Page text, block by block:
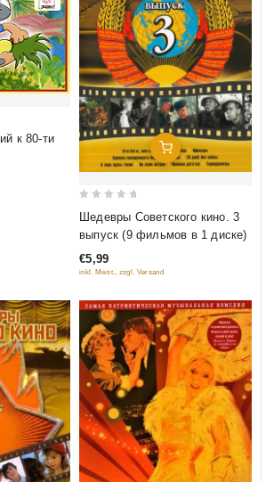
В Корзину
к 80-ти
Добавить В Корзину
out
5
Шедевры Советского кино. 3
выпуск (9 фильмов в 1 диске)
€5,99
inkl. Mwst., zzgl. Versand